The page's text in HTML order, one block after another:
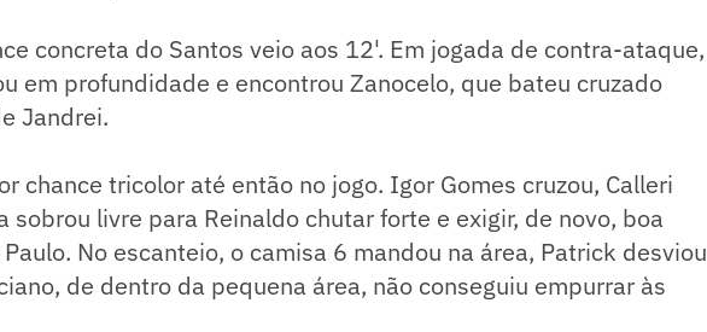
concreta do Santos veio aos 12'. Em jogada de contra-ataque,
em profundidade e encontrou Zanocelo, que bateu cruzado
Jandrei.
chance tricolor até então no jogo. Igor Gomes cruzou, Calleri
sobrou livre para Reinaldo chutar forte e exigir, de novo, boa
No escanteio, o camisa 6 mandou na área, Patrick desviou
de dentro da pequena área, não conseguiu empurrar às